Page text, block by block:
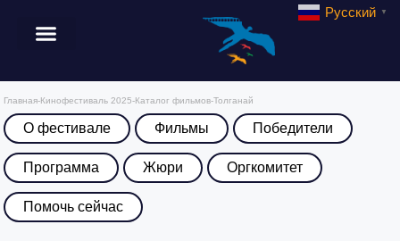
Русский ▼
Главная-Кинофестиваль 2025-Каталог фильмов-Толганай
О фестивале Фильмы Победители
Программа Жюри Оргкомитет
Помочь сейчас